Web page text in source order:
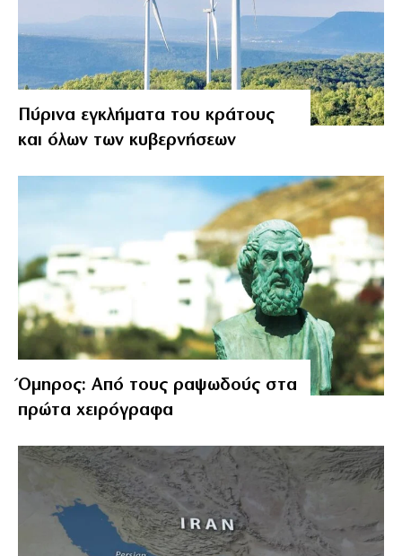
Πύρινα εγκλήματα του κράτους
και όλων των κυβερνήσεων
Όμηρος: Από τους ραψωδούς στα
πρώτα χειρόγραφα